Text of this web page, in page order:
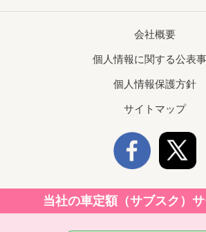
会社概要
個人情報に関する公表
個人情報保護方針
サイトマップ
当社の車定額（サブスク）